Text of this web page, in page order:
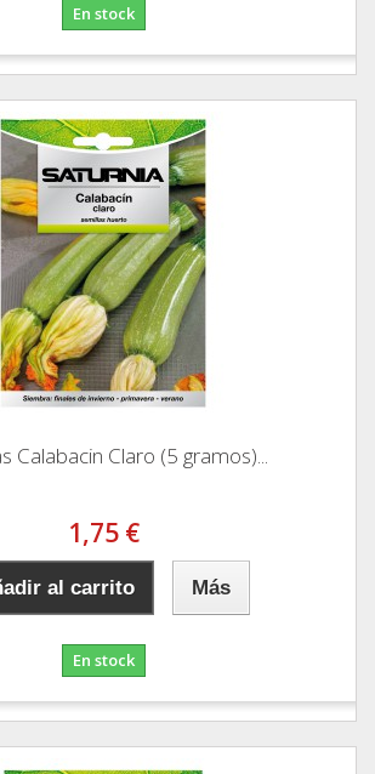
En stock
Calabacin Claro (5 gramos)...
1,75 €
al carrito Más
En stock